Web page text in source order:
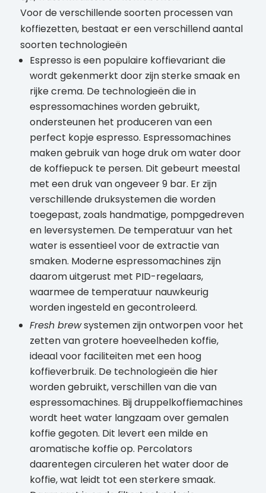
Voor de verschillende soorten processen van
koffiezetten, bestaat er een verschillend aantal
soorten technologieën
Espresso is een populaire koffievariant die
wordt gekenmerkt door zijn sterke smaak en
rijke crema. De technologieën die in
espressomachines worden gebruikt,
ondersteunen het produceren van een
perfect kopje espresso. Espressomachines
maken gebruik van hoge druk om water door
de koffiepuck te persen. Dit gebeurt meestal
met een druk van ongeveer 9 bar. Er zijn
verschillende druksystemen die worden
toegepast, zoals handmatige, pompgedreven
en leversystemen. De temperatuur van het
water is essentieel voor de extractie van
smaken. Moderne espressomachines zijn
daarom uitgerust met PID-regelaars,
waarmee de temperatuur nauwkeurig
worden ingesteld en gecontroleerd.
Fresh brewsystemen zijn ontworpen voor het
zetten van grotere hoeveelheden koffie,
ideaal voor faciliteiten met een hoog
koffieverbruik. De technologieën die hier
worden gebruikt, verschillen van die van
espressomachines. Bij druppelkoffiemachines
wordt heet water langzaam over gemalen
koffie gegoten. Dit levert een milde en
aromatische koffie op. Percolators
daarentegen circuleren het water door de
koffie, wat leidt tot een sterkere smaak.